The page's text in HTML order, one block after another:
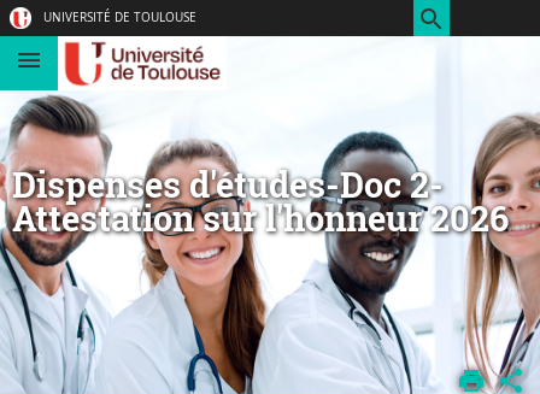
au
directs
UNIVERSITÉ DE TOULOUSE
Dispenses d'études-Doc 2-
Attestation sur l'honneur 2026
ACCUEIL